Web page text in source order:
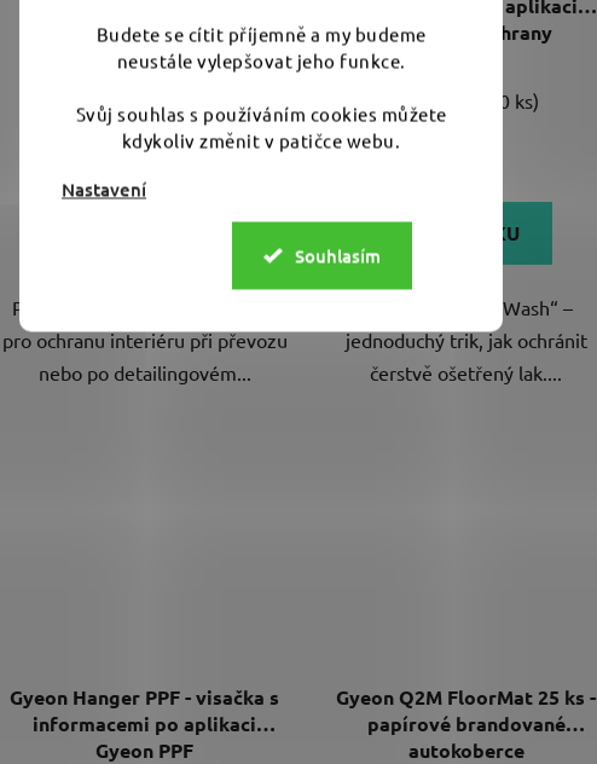
Budete se cítit příjemně a my budeme
neustále vylepšovat jeho funkce.
Svůj souhlas s používáním cookies můžete
kdykoliv změnit v patičce webu.
Nastavení
Souhlasím
Skladem (2 ks)
319 Kč
Praktické jednorázové koberce
pro ochranu interiéru při převozu
nebo po detailingovém...
informacemi po aplikaci
keramické ochrany
Skladem (>10 ks)
DO KOŠÍKU
Visačka „Do Not Wash“ –
jednoduchý trik, jak ochránit
čerstvě ošetřený lak....
Gyeon Hanger PPF - visačka s
informacemi po aplikaci
Gyeon PPF
Gyeon Q2M FloorMat 25 ks -
papírové brandované
autokoberce